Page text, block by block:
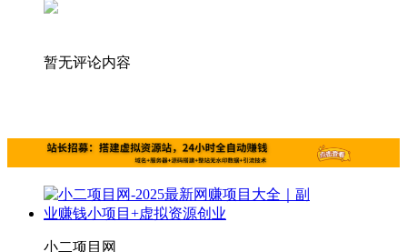
暂无评论内容
小二项目网